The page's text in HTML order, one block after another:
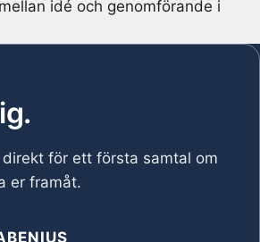
idé och genomförande i
direkt för ett första samtal om
er framåt.